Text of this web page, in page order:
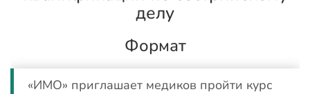
делу
Формат
«ИМО» приглашает медиков пройти курс